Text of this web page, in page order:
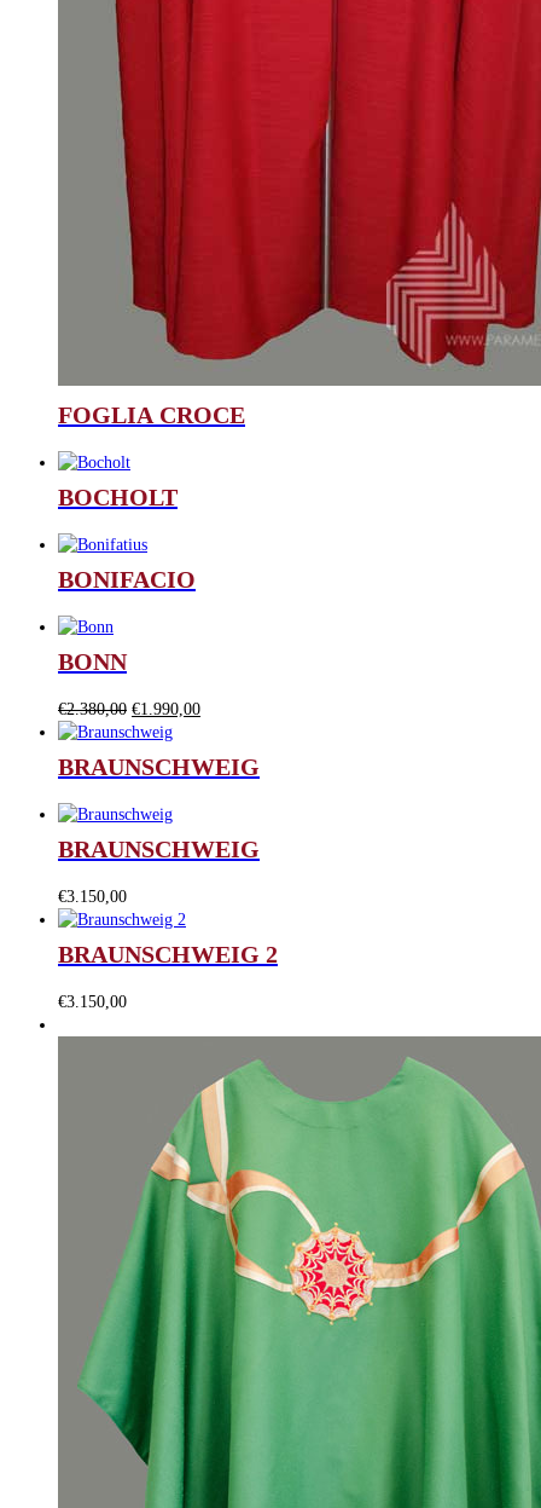
FOGLIA CROCE
BOCHOLT
BONIFACIO
BONN
€2.380,00 Il
prezzo
era:
€1.990,00Il
è:
BRAUNSCHWEIG
BRAUNSCHWEIG
€3.150,00
BRAUNSCHWEIG 2
€3.150,00